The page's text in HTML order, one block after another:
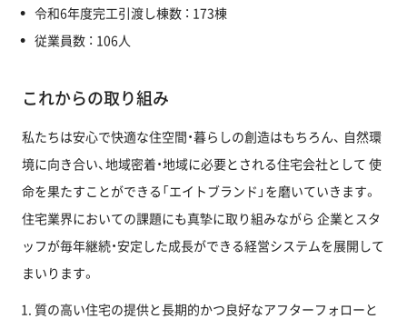
令和6年度完工引渡し棟数 ： 173棟
従業員数 ： 106人
これからの取り組み
私たちは安心で快適な住空間・暮らしの創造はもちろん、 自然環
境に向き合い、地域密着・地域に必要とされる住宅会社として 使
命を果たすことができる「エイトブランド」を磨いていきます。
住宅業界においての課題にも真摯に取り組みながら 企業とスタ
ッフが毎年継続・安定した成長ができる経営システムを展開して
まいります。
質の高い住宅の提供と長期的かつ良好なアフターフォローと